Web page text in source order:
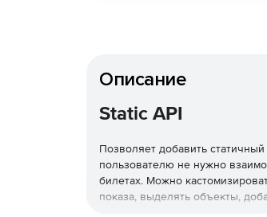
Описание
Static API
Позволяет добавить
пользователю не нужно
билетах. Можно
показа, выделять объекты,